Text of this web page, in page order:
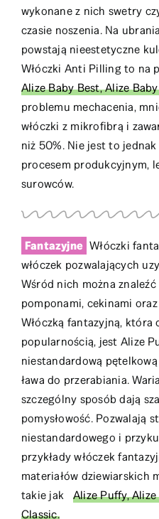
wykonane z nich swetry
czasie noszenia. Na
powstają nieestetyczne
Włóczki Anti Pilling to na
Alize Baby Best, Alize
problemu mechacenia,
włóczki z mikrofibrą i
niż 50%. Nie jest to jednak
procesem produkcyjnym,
surowców.
Fantazyjne Włóczki
włóczek pozwalających
Wśród nich można
pomponami, cekinami
Włóczką fantazyjną, która
popularnością, jest Alize
niestandardową
ława do przerabiania.
szczególny sposób dają
pomysłowość. Pozwalają
niestandardowego i
przykłady włóczek
materiałów dziewiarskich
takie jak Alize Puffy,
Classic.